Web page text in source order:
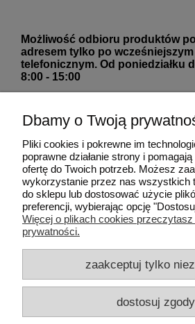
Możliwość odbioru produktów
adresem tylko po
telefonicznym. Od poniedziałku
8:00 - 15:00
godzinach 8:00-21:00):
Kontakt mailowy:
Pomoc
Płatności i dostawa
Informacje
Dbamy o Twoją
Pliki cookies i pokrewne im
poprawne działanie strony i
ofertę do Twoich potrzeb. Możesz
wykorzystanie przez nas wszystkich
do sklepu lub dostosować użycie
preferencji, wybierając opcję
Więcej o plikach cookies
prywatności.
zaakceptuj tylko
dostosuj zgody